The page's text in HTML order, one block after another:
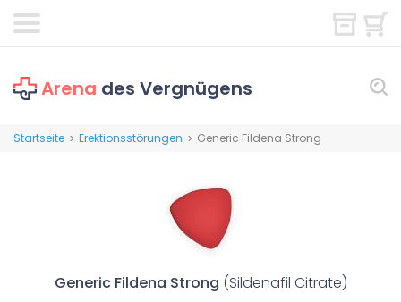
Arena des Vergnügens
Startseite > Erektionsstörungen > Generic Fildena Strong
Generic Fildena Strong (Sildenafil Citrate)